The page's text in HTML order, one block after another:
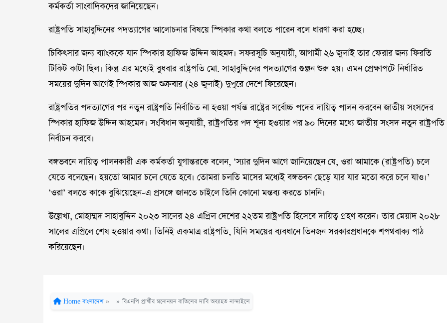
কর্মকর্তা সাংবাদিকদের জানিয়েছেন।
রাষ্ট্রপতি সাহাবুদ্দিনের পদত্যাগের আলোচনার বিষয়ে স্পিকার কথা বলতে পারেন বলে ধারণা করা হচ্ছে।
চিকিৎসার জন্য ব্যাংককে যান স্পিকার হাফিজ উদ্দিন আহমদ। সফরসূচি অনুযায়ী, আগামী ২৬ জুলাই তার ফেরার জন্য ফিরতি
টিকিট কাটা ছিল। কিন্তু এর মধ্যেই বুধবার রাষ্ট্রপতি মো. সাহাবুদ্দিনের পদত্যাগের গুঞ্জন শুরু হয়। এমন প্রেক্ষাপটে নির্ধারিত
সময়ের দুদিন আগেই স্পিকার আজ শুক্রবার (২৪ জুলাই) দুপুরে দেশে ফিরেছেন।
রাষ্ট্রপতির পদত্যাগের পর নতুন রাষ্ট্রপতি নির্বাচিত না হওয়া পর্যন্ত রাষ্ট্রের সর্বোচ্চ পদের দায়িত্ব পালন করবেন জাতীয় সংসদের
স্পিকার হাফিজ উদ্দিন আহমেদ। সংবিধান অনুযায়ী, রাষ্ট্রপতির পদ শূন্য হওয়ার পর ৯০ দিনের মধ্যে জাতীয় সংসদ নতুন রাষ্ট্রপতি
নির্বাচন করবে।
বঙ্গভবনে দায়িত্ব পালনকারী এক কর্মকর্তা যুগান্তরকে বলেন, ‘স্যার দুদিন আগে জানিয়েছেন যে, ওরা আমাকে (রাষ্ট্রপতি) চলে
যেতে বলেছেন। হয়তো আমার চলে যেতে হবে। তোমরা চলতি মাসের মধ্যেই বঙ্গভবন ছেড়ে যার যার মতো করে চলে যাও।’
‘ওরা’ বলতে কাকে বুঝিয়েছেন-এ প্রসঙ্গে জানতে চাইলে তিনি কোনো মন্তব্য করতে চাননি।
উল্লেখ্য, মোহাম্মদ সাহাবুদ্দিন ২০২৩ সালের ২৪ এপ্রিল দেশের ২২তম রাষ্ট্রপতি হিসেবে দায়িত্ব গ্রহণ করেন। তার মেয়াদ ২০২৮
সালের এপ্রিলে শেষ হওয়ার কথা। তিনিই একমাত্র রাষ্ট্রপতি, যিনি সময়ের ব্যবধানে তিনজন সরকারপ্রধানকে শপথবাক্য পাঠ
করিয়েছেন।
Home বাংলাদেশ » » বিএনপি প্রার্থীর মনোনয়ন বাতিলের দাবি অব্যাহত নান্দাইলে